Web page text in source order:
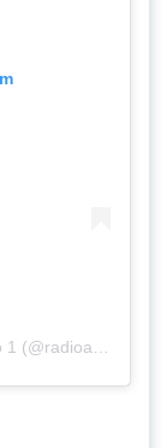
A post shared by Rádio Aranãs, a número 1 (@radioaranas)